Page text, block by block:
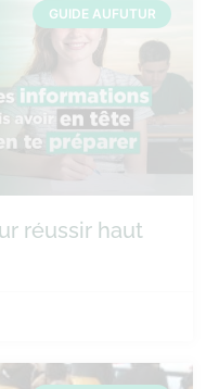
GUIDE AUFUTUR
réussir haut